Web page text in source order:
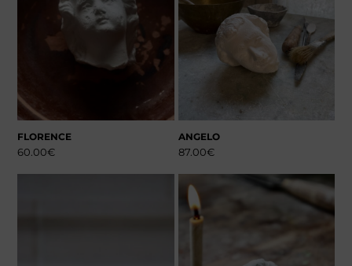
FLORENCE
60.00€
ANGELO
87.00€